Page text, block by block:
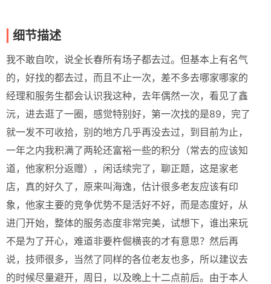
细节描述
我不敢自吹，说全长春所有场子都去过。但基本上有名气
的，好找的都去过，而且不止一次，差不多去哪家哪家的
经理和服务生都会认识我这种，去年偶然一次，看见了鑫
沅，进去逛了一圈，感觉特别好，第一次找的是89，完了
就一发不可收拾，别的地方几乎再没去过，到目前为止，
一年之内我积满了两轮还富裕一些的积分（常去的应该知
道，他家积分返赠），闲话续完了，聊正题，这是家老
店，真的好久了，原来叫海逸，估计很多老友应该有印
象，他家主要的竞争优势不是活好不好，而是态度好，从
进门开始，整体的服务态度非常完美，试想下，谁出来玩
不是为了开心，难道非要杵倔横丧的才有意思？然后再
说，技师很多，当然了同样的各位老友也多，所以建议去
的时候尽量避开，周日，以及晚上十二点前后。由于本人